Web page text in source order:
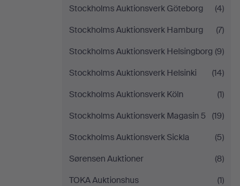
Stockholms Auktionsverk Göteborg
(4)
Stockholms Auktionsverk Hamburg
(7)
Stockholms Auktionsverk Helsingborg (9)
Stockholms Auktionsverk Helsinki
(14)
Stockholms Auktionsverk Köln
(1)
Stockholms Auktionsverk Magasin 5
(19)
Stockholms Auktionsverk Sickla
(5)
Sørensen Auktioner
(8)
TOKA Auktionshus
(1)